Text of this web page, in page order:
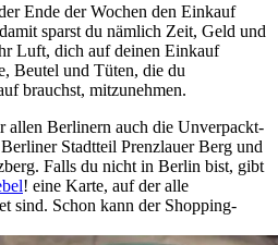
Ende der Wochen den Einkauf
sparst du nämlich Zeit, Geld und
Luft, dich auf deinen Einkauf
Beutel und Tüten, die du
brauchst, mitzunehmen.
allen Berlinern auch die Unverpackt-
Stadtteil Prenzlauer Berg und
Falls du nicht in Berlin bist, gibt
! eine Karte, auf der alle
sind. Schon kann der Shopping-